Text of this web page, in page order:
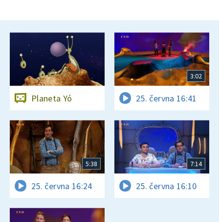
Planeta Yó
3:02
25. června 16:41
5:38
25. června 16:24
7:14
25. června 16:10